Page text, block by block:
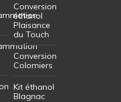
Conversion
éthanol
Plaisance
du Touch
Conversion
Colomiers
Kit éthanol
Blagnac